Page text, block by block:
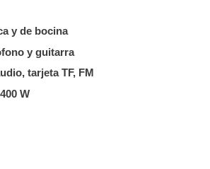
y de bocina
y guitarra
tarjeta TF, FM
W